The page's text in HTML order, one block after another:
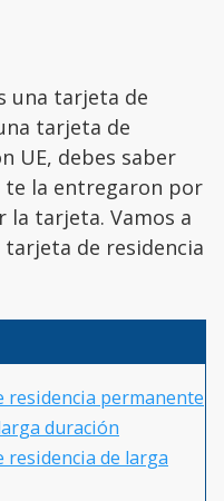
una tarjeta de
tarjeta de
UE, debes saber
te la entregaron por
la tarjeta. Vamos a
de residencia
residencia permanente
duración
residencia de larga